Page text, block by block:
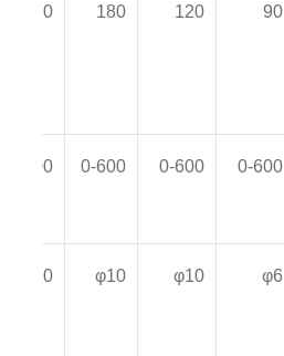
90
120
180
180
0-600
0-600
0-600
0-600
φ6
φ10
φ10
φ10